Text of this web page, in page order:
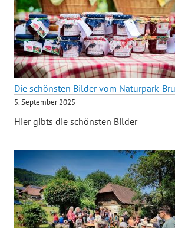
Die schönsten Bilder vom Naturpark-
5. September 2025
Hier gibts die schönsten Bilder